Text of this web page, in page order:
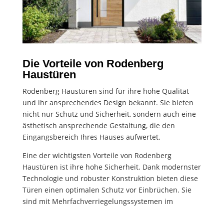
Die Vorteile von Rodenberg
Haustüren
Rodenberg Haustüren sind für ihre hohe Qualität
und ihr ansprechendes Design bekannt. Sie bieten
nicht nur Schutz und Sicherheit, sondern auch eine
ästhetisch ansprechende Gestaltung, die den
Eingangsbereich Ihres Hauses aufwertet.
Eine der wichtigsten Vorteile von Rodenberg
Haustüren ist ihre hohe Sicherheit. Dank modernster
Technologie und robuster Konstruktion bieten diese
Türen einen optimalen Schutz vor Einbrüchen. Sie
sind mit Mehrfachverriegelungssystemen im